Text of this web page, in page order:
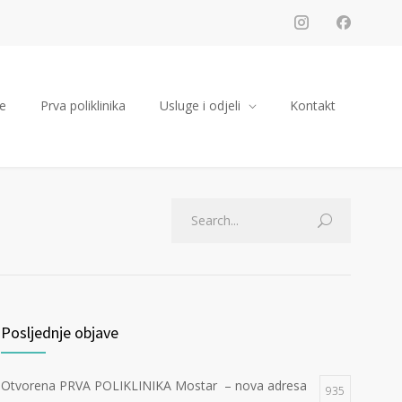
Prva poliklinika Usluge i odjeli Kontakt
Posljednje objave
Otvorena PRVA POLIKLINIKA Mostar – nova adresa
935